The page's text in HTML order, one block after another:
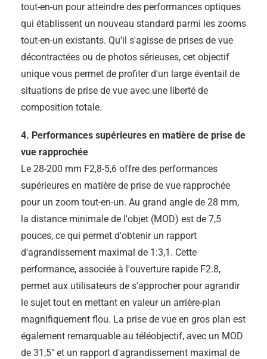
tout-en-un pour atteindre des performances optiques
qui établissent un nouveau standard parmi les zooms
tout-en-un existants. Qu'il s'agisse de prises de vue
décontractées ou de photos sérieuses, cet objectif
unique vous permet de profiter d'un large éventail de
situations de prise de vue avec une liberté de
composition totale.
4. Performances supérieures en matière de prise de
vue rapprochée
Le 28-200 mm F2,8-5,6 offre des performances
supérieures en matière de prise de vue rapprochée
pour un zoom tout-en-un. Au grand angle de 28 mm,
la distance minimale de l'objet (MOD) est de 7,5
pouces, ce qui permet d'obtenir un rapport
d'agrandissement maximal de 1:3,1. Cette
performance, associée à l'ouverture rapide F2.8,
permet aux utilisateurs de s'approcher pour agrandir
le sujet tout en mettant en valeur un arrière-plan
magnifiquement flou. La prise de vue en gros plan est
également remarquable au téléobjectif, avec un MOD
de 31,5" et un rapport d'agrandissement maximal de